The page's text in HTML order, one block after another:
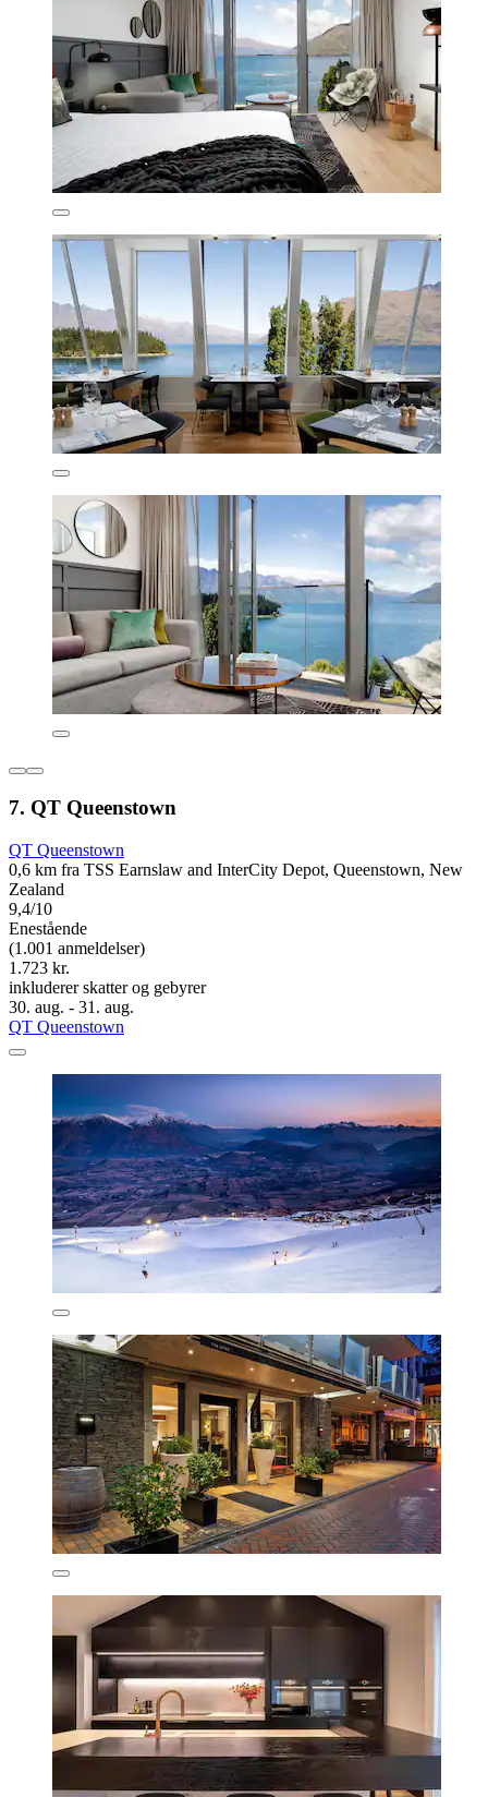
7. QT Queenstown
QT Queenstown
0,6 km fra TSS Earnslaw and InterCity Depot, Queenstown, New
Zealand
9,4/10
Enestående
(1.001 anmeldelser)
1.723 kr.
inkluderer skatter og gebyrer
30. aug. - 31. aug.
QT Queenstown